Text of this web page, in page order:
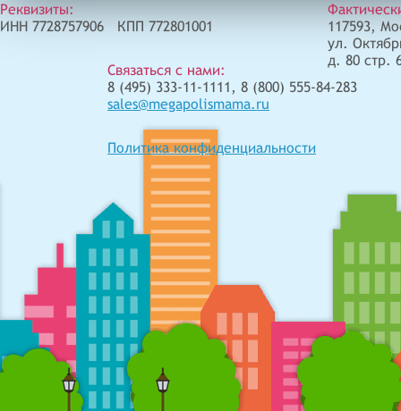
Реквизиты:
ИНН 7728757906 КПП 772801001
Связаться с нами:
8 (495) 333-11-1111, 8 (800) 555-84-283
sales@megapolismama.ru
Политика конфиденциальности
117593,
ул.
д. 80 стр.